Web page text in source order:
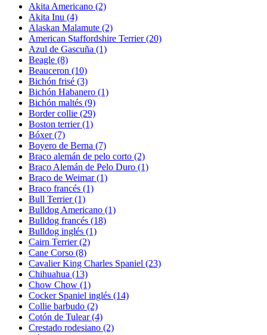
Akita Americano (2)
Akita Inu (4)
Alaskan Malamute (2)
American Staffordshire Terrier(20)
Azul de Gascuña (1)
Beagle (8)
Beauceron (10)
Bichón frisé (3)
Bichón Habanero (1)
Bichón maltés (9)
Border collie (29)
Boston terrier(1)
Bóxer(7)
Boyero de Berna (7)
Braco alemán de pelo corto (2)
Braco Alemán de Pelo Duro (1)
Braco de Weimar(1)
Braco francés (1)
Bull Terrier(1)
Bulldog Americano (1)
Bulldog francés (18)
Bulldog inglés (1)
Cairn Terrier(2)
Cane Corso (8)
Cavalier King Charles Spaniel (23)
Chihuahua (13)
Chow Chow (1)
Cocker Spaniel inglés (14)
Collie barbudo (2)
Cotón de Tulear(4)
Crestado rodesiano (2)